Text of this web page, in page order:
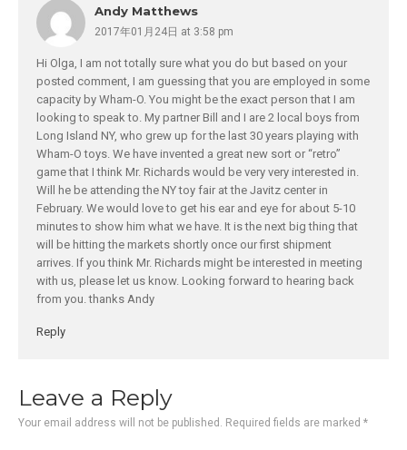
Andy Matthews
2017年01月24日 at 3:58 pm
Hi Olga, I am not totally sure what you do but based on your
posted comment, I am guessing that you are employed in some
capacity by Wham-O. You might be the exact person that I am
looking to speak to. My partner Bill and I are 2 local boys from
Long Island NY, who grew up for the last 30 years playing with
Wham-O toys. We have invented a great new sort or “retro”
game that I think Mr. Richards would be very very interested in.
Will he be attending the NY toy fair at the Javitz center in
February. We would love to get his ear and eye for about 5-10
minutes to show him what we have. It is the next big thing that
will be hitting the markets shortly once our first shipment
arrives. If you think Mr. Richards might be interested in meeting
with us, please let us know. Looking forward to hearing back
from you. thanks Andy
Reply
Leave a Reply
Your email address will not be published. Required fields are marked *